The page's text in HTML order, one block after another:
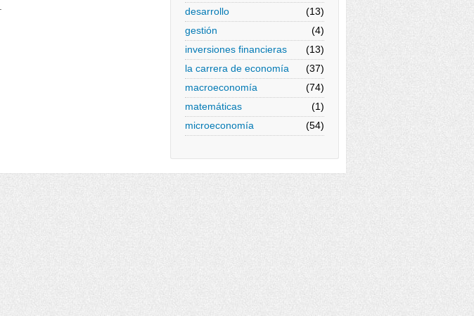
desarrollo
(13)
gestión
(4)
inversiones financieras
(13)
la carrera de economía
(37)
macroeconomía
(74)
matemáticas
(1)
microeconomía
(54)